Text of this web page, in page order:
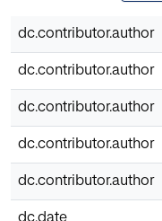
dc.contributor.author
dc.contributor.author
dc.contributor.author
dc.contributor.author
dc.contributor.author
dc.date